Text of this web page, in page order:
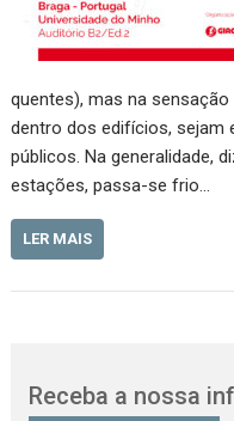
quentes), mas na
dentro dos edifícios, sejam
públicos. Na generalidade,
estações, passa-se frio…
LER MAIS
Receba a nossa